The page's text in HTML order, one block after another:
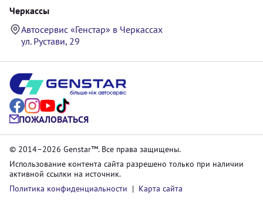
Черкассы
Автосервис «Генстар» в Черкассах
ул. Рустави, 29
ПОЖАЛОВАТЬСЯ
© 2014–2026 Genstar™. Все права защищены.
Использование контента сайта разрешено только при наличии
активной ссылки на источник.
Политика конфиденциальности | Карта сайта